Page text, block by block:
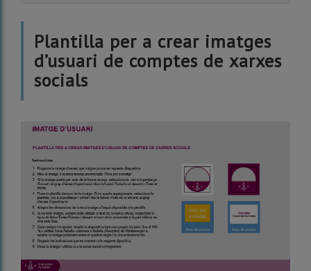
Plantilla per a crear imatges
d’usuari de comptes de xarxes
socials